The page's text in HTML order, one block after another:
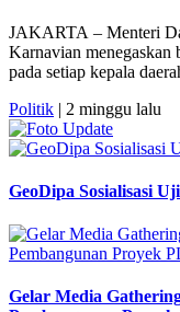
JAKARTA – Menteri
Karnavian
pada setiap kepala
Politik | 2 minggu lalu
GeoDipa Sosialisasi
Gelar Media